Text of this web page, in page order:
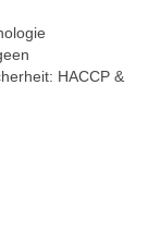
HACCP &